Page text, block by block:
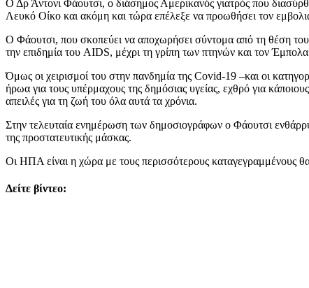
Ο Δρ Άντονι Φάουτσι, ο διάσημος Αμερικανός γιατρός που
Λευκό Οίκο και ακόμη και τώρα επέλεξε να προωθήσει τον
Ο Φάουτσι, που σκοπεύει να αποχωρήσει σύντομα από τη θέση
την επιδημία του AIDS, μέχρι τη γρίπη των πτηνών και τον
Όμως οι χειρισμοί του στην πανδημία της Covid-19 –και οι
ήρωα για τους υπέρμαχους της δημόσιας υγείας, εχθρό για
απειλές για τη ζωή του όλα αυτά τα χρόνια.
Στην τελευταία ενημέρωση των δημοσιογράφων ο Φάουτσι
της προστατευτικής μάσκας.
Οι ΗΠΑ είναι η χώρα με τους περισσότερους καταγεγραμμένους
Δείτε βίντεο: